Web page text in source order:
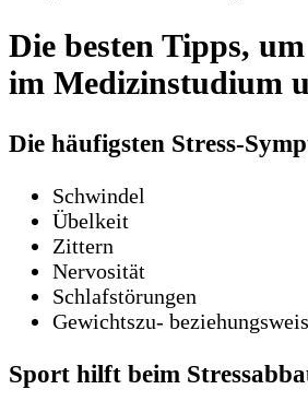
Die besten Tipps,
im Medizinstudium
Die häufigsten Stress-
Schwindel
Übelkeit
Zittern
Nervosität
Schlafstörungen
Gewichtszu-
Sport hilft beim